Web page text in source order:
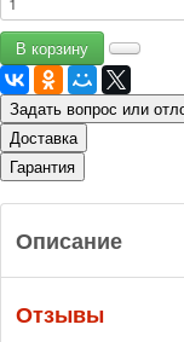
Задать вопрос или
Доставка
Гарантия
Описание
Отзывы